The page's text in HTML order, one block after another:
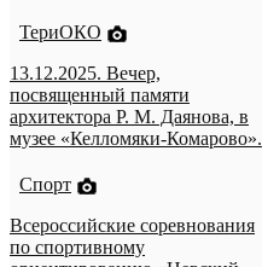
ТериОКО
13.12.2025. Вечер,
посвященный памяти
архитектора Р. М. Даянова, в
музее «Келломяки-Комарово».
Спорт
Всероссийские соревнования
по спортивному